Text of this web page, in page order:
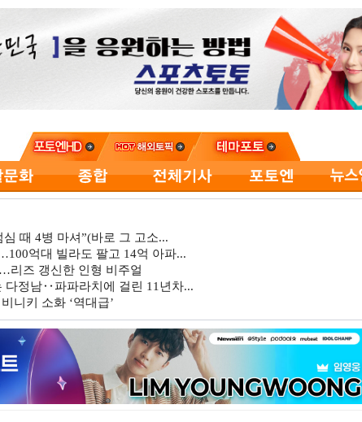
때 4병 마셔”(바로 그 고소...
억대 빌라도 팔고 14억 아파...
리즈 갱신한 인형 비주얼
다정남‥파파라치에 걸린 11년차...
니키 소화 ‘역대급’